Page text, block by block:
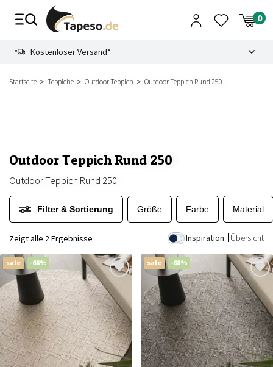
Zusammenbruch
Kostenloser Versand*
Startseite Teppiche Outdoor Teppich Outdoor Teppich Rund 250
Outdoor Teppich Rund 250
Outdoor Teppich Rund 250
Filter & Sortierung Größe Farbe Material
Inspiration Übersicht
Zeigt alle 2 Ergebnisse
sale -68% sale -68%